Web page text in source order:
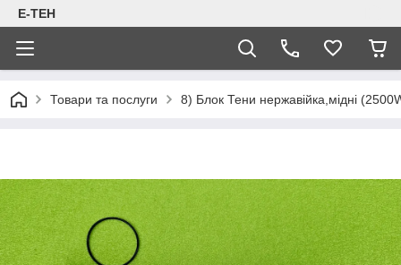
Е-ТЕН
Товари та послуги 8) Блок Тени нержавійка,мідні